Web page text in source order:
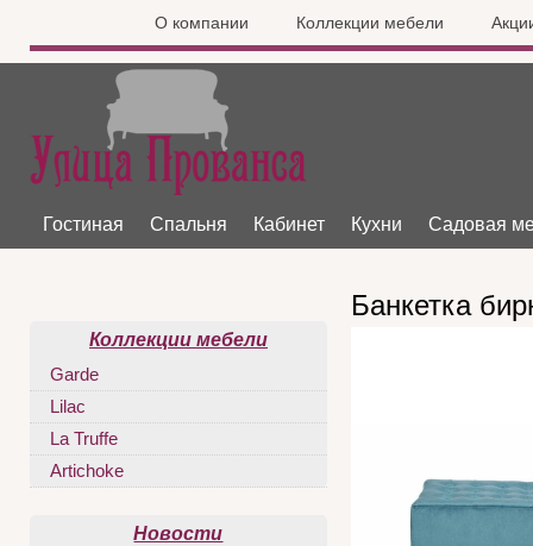
О компании Коллекции мебели
Гостиная Спальня Кабинет Кухни Садовая
Банкетка
Коллекции мебели
Garde
Lilac
La Truffe
Artichoke
Новости